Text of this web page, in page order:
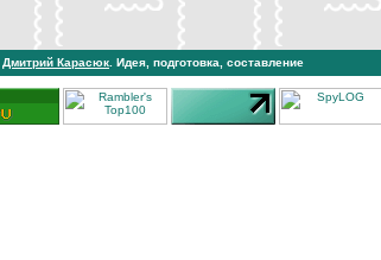
Дмитрий Карасюк . Идея, подготовка, составление